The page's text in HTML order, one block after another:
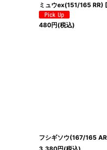
ミュウex(151/165 RR) [
480円(税込)
フシギソウ(167/165